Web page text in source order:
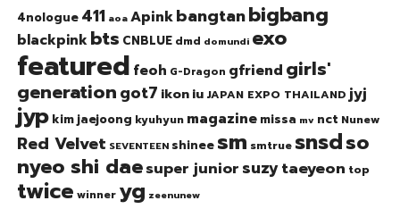
4nologue 411 aoa Apinkbangtanbigbang
blackpinkbts CNBLUE dmd domundi exo
featured feoh G-Dragon gfriend girls'
generationgot7 ikoniu JAPAN EXPO THAILAND jyj
jyp kim jaejoong kyuhyun magazine missa mv nct Nunew
Red Velvet SEVENTEEN shinee sm smtrue snsdso
nyeo shi daesuper junior suzytaeyeon top
twice winner yg zeenunew